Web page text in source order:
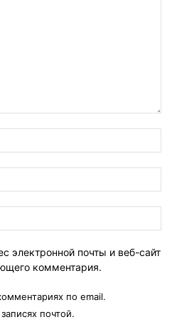
электронной почты и веб-сайт
комментария.
по email.
почтой.